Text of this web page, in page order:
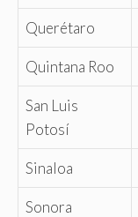
Querétaro
Quintana Roo
San Luis
Potosí
Sinaloa
Sonora